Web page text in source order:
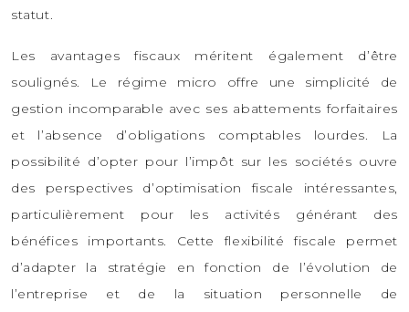
statut.
Les avantages fiscaux méritent également d’être
soulignés. Le régime micro offre une simplicité de
gestion incomparable avec ses abattements forfaitaires
et l’absence d’obligations comptables lourdes. La
possibilité d’opter pour l’impôt sur les sociétés ouvre
des perspectives d’optimisation fiscale intéressantes,
particulièrement pour les activités générant des
bénéfices importants. Cette flexibilité fiscale permet
d’adapter la stratégie en fonction de l’évolution de
l’entreprise et de la situation personnelle de